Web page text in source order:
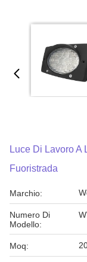
Luce Di Lavoro A
Fuoristrada
Marchio:
Numero Di
Modello:
Moq: